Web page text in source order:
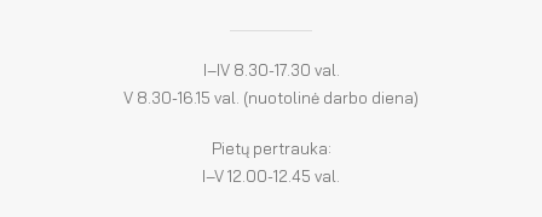
I–IV 8.30-17.30 val.
V 8.30-16.15 val. (nuotolinė darbo diena)
Pietų pertrauka:
I–V 12.00-12.45 val.